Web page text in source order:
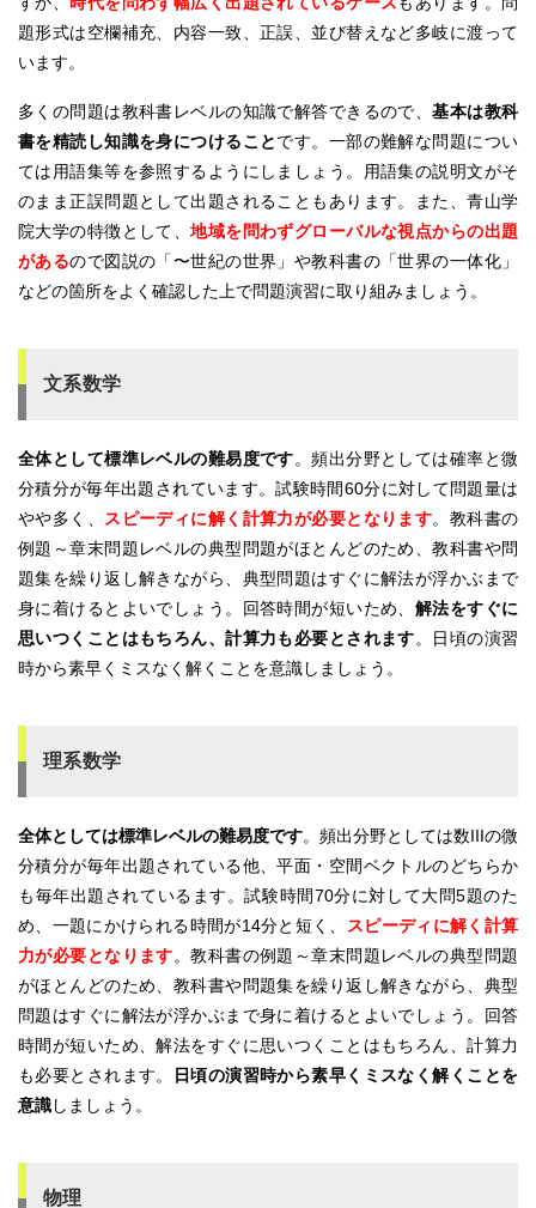
題形式は空欄補充、内容一致、正誤、並び替えなど多岐に渡って
います。
多くの問題は教科書レベルの知識で解答できるので、基本は教科
書を精読し知識を身につけることです。一部の難解な問題につい
ては用語集等を参照するようにしましょう。用語集の説明文がそ
のまま正誤問題として出題されることもあります。また、青山学
院大学の特徴として、地域を問わずグローバルな視点からの出題
があるので図説の「〜世紀の世界」や教科書の「世界の一体化」
などの箇所をよく確認した上で問題演習に取り組みましょう。
文系数学
全体として標準レベルの難易度です。頻出分野としては確率と微
分積分が毎年出題されています。試験時間60分に対して問題量は
やや多く、
スピーディに解く計算力が必要となります。教科書の
例題～章末問題レベルの典型問題がほとんどのため、教科書や問
題集を繰り返し解きながら、典型問題はすぐに解法が浮かぶまで
身に着けるとよいでしょう。回答時間が短いため、 解法をすぐに
思いつくことはもちろん、計算力も必要とされます。日頃の演習
時から素早くミスなく解くことを意識しましょう。
理系数学
全体としては標準レベルの難易度です。頻出分野としては数IIIの微
分積分が毎年出題されている他、平面・空間ベクトルのどちらか
も毎年出題されているます。試験時間70分に対して大問5題のた
め、一題にかけられる時間が14分と短く、
スピーディに解く計算
力が必要となります。教科書の例題～章末問題レベルの典型問題
がほとんどのため、教科書や問題集を繰り返し解きながら、典型
問題はすぐに解法が浮かぶまで身に着けるとよいでしょう。回答
時間が短いため、解法をすぐに思いつくことはもちろん、計算力
も必要とされます。
日頃の演習時から素早くミスなく解くことを
意識しましょう。
物理